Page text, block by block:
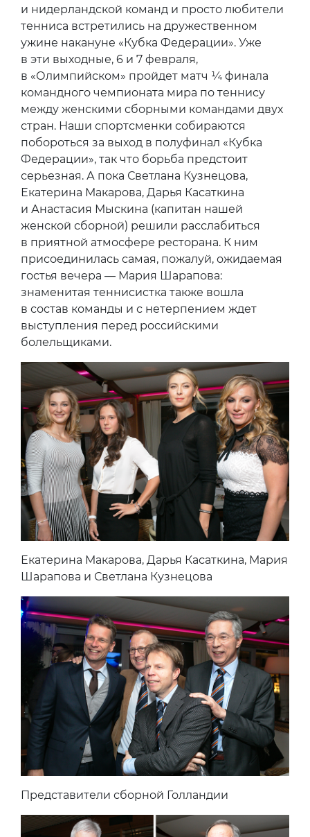
и нидерландской команд и просто любители
тенниса встретились на дружественном
ужине накануне «Кубка Федерации». Уже
в эти выходные, 6 и 7 февраля,
в «Олимпийском» пройдет матч ¼ финала
командного чемпионата мира по теннису
между женскими сборными командами двух
стран. Наши спортсменки собираются
побороться за выход в полуфинал «Кубка
Федерации», так что борьба предстоит
серьезная. А пока Светлана Кузнецова,
Екатерина Макарова, Дарья Касаткина
и Анастасия Мыскина (капитан нашей
женской сборной) решили расслабиться
в приятной атмосфере ресторана. К ним
присоединилась самая, пожалуй, ожидаемая
гостья вечера — Мария Шарапова:
знаменитая теннисистка также вошла
в состав команды и с нетерпением ждет
выступления перед российскими
болельщиками.
Екатерина Макарова, Дарья Касаткина, Мария
Шарапова и Светлана Кузнецова
Представители сборной Голландии